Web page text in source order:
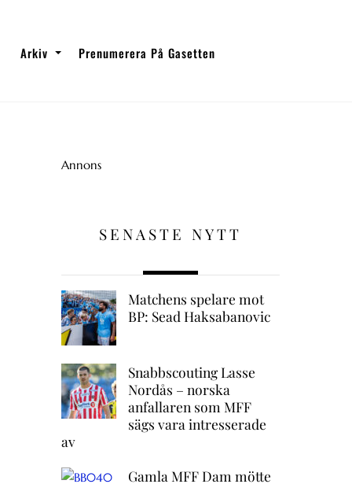
Arkiv Prenumerera På Gasetten
Annons
SENASTE NYTT
Matchens spelare mot
BP: Sead Haksabanovic
Snabbscouting Lasse
Nordås – norska
anfallaren som MFF
sägs vara intresserade
av
Gamla MFF Dam mötte